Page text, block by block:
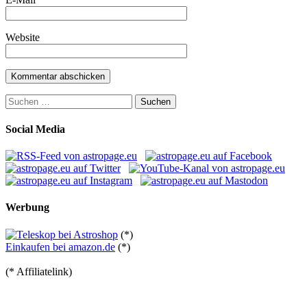
Website
Suchen
nach:
Social Media
Werbung
(*)
Einkaufen bei amazon.de (*)
(* Affiliatelink)